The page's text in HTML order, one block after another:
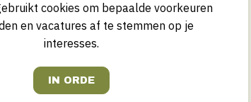
en de gast! Om deze werking zo optimaal
actief mee. Je zorgt voor efficiënte
controleer je het werk van je kelners en
netheid en coördineer je de catering materialen.
moet schakelen!
cookies om bepaalde voorkeuren
en vacatures af te stemmen op je
interesses.